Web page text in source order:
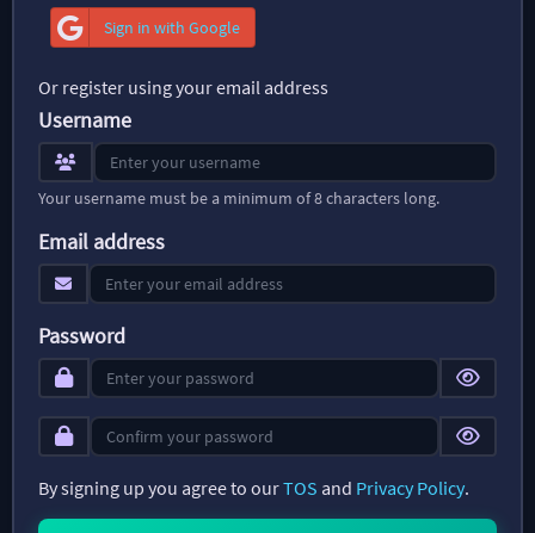
Sign in with Google
Or register using your email address
Username
Your username must be a minimum of 8 characters long.
Email address
Password
By signing up you agree to ourTOS and Privacy Policy.